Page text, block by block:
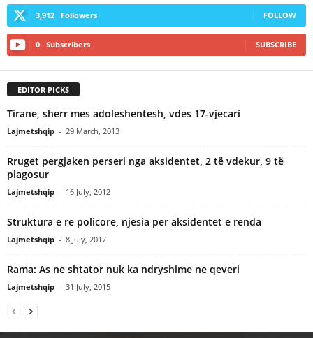
3,912 Followers FOLLOW
0 Subscribers SUBSCRIBE
EDITOR PICKS
Tirane, sherr mes adoleshentesh, vdes 17-vjecari
Lajmetshqip - 29 March, 2013
Rruget pergjaken perseri nga aksidentet, 2 të vdekur, 9 të
plagosur
Lajmetshqip - 16 July, 2012
Struktura e re policore, njesia per aksidentet e renda
Lajmetshqip - 8 July, 2017
Rama: As ne shtator nuk ka ndryshime ne qeveri
Lajmetshqip - 31 July, 2015